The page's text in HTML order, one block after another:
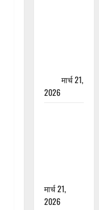
मार्च 21,
2026
मार्च 21,
2026